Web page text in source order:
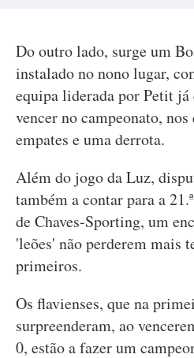
Do outro lado, surge um
instalado no nono lugar,
equipa liderada por Petit já
vencer no campeonato,
empates e uma derrota.
Além do jogo da Luz,
também a contar para a
de Chaves-Sporting, um
'leões' não perderem mais
primeiros.
Os flavienses, que na
surpreenderam, ao
0, estão a fazer um